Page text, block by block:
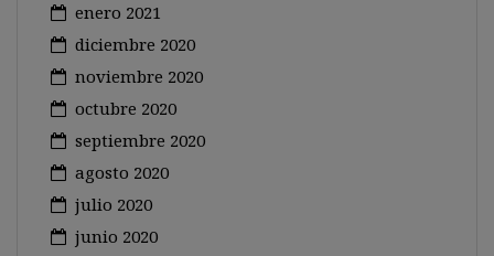
enero 2021
diciembre 2020
noviembre 2020
octubre 2020
septiembre 2020
agosto 2020
julio 2020
junio 2020